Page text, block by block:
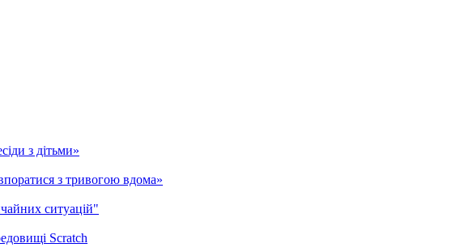
з дітьми»
з тривогою вдома»
ситуацій"
Scratch